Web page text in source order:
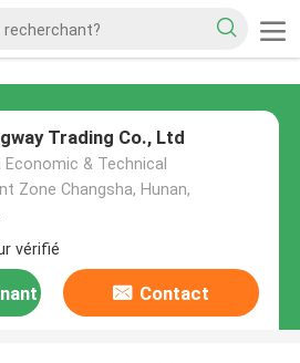
Trading Co., Ltd
Economic & Technical
Zone Changsha, Hunan,
vérifié
Contact